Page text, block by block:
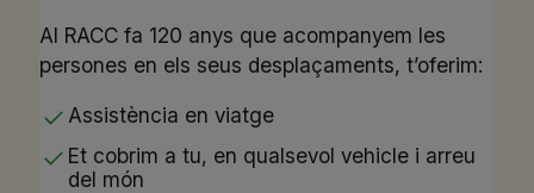
Al RACC fa 120 anys que acompanyem les
persones en els seus desplaçaments, t’oferim:
Assistència en viatge
Et cobrim a tu, en qualsevol vehicle i arreu
del món